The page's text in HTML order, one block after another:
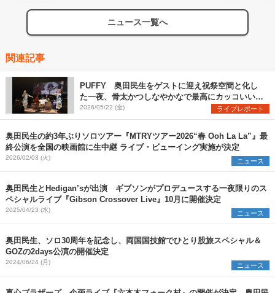
ニュース一覧へ
関連記事
PUFFY 奥田民生をゲストに迎え祝祭空間と化し
た一夜、骨太かつしなやかなで最高にカッコいいデ
ビュー30周年記念ライブをレポート
2026/05/22 (金) ライブレポート
奥田民生の約3年ぶりソロツアー『MTRYツアー2026“春 Ooh La La”』最
終公演を全国の映画館に生中継 ライブ・ビューイング実施が決定
2026/02/03 (火) ニュース
奥田民生とHedigan’sが出演 ギブソンがプロデュースする一夜限りのス
ペシャルライブ『Gibson Crossover Live』10月に開催決定
2025/04/23 (水) ニュース
奥田民生、ソロ30周年を記念し、両国国技館でひとり股旅スペシャル＆
GOZの2days公演の開催決定
2024/06/24 (月) ニュース